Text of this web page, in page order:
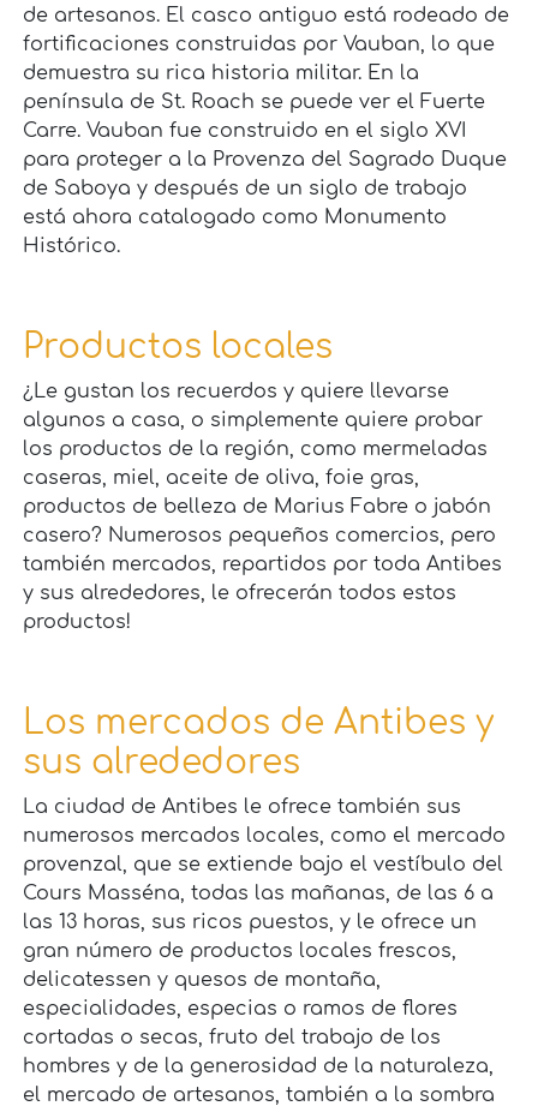
de artesanos. El casco antiguo está rodeado de
fortificaciones construidas por Vauban, lo que
demuestra su rica historia militar. En la
península de St. Roach se puede ver el Fuerte
Carre. Vauban fue construido en el siglo XVI
para proteger a la Provenza del Sagrado Duque
de Saboya y después de un siglo de trabajo
está ahora catalogado como Monumento
Histórico.
Productos locales
¿Le gustan los recuerdos y quiere llevarse
algunos a casa, o simplemente quiere probar
los productos de la región, como mermeladas
caseras, miel, aceite de oliva, foie gras,
productos de belleza de Marius Fabre o jabón
casero? Numerosos pequeños comercios, pero
también mercados, repartidos por toda Antibes
y sus alrededores, le ofrecerán todos estos
productos!
Los mercados de Antibes y
sus alrededores
La ciudad de Antibes le ofrece también sus
numerosos mercados locales, como el mercado
provenzal, que se extiende bajo el vestíbulo del
Cours Masséna, todas las mañanas, de las 6 a
las 13 horas, sus ricos puestos, y le ofrece un
gran número de productos locales frescos,
delicatessen y quesos de montaña,
especialidades, especias o ramos de flores
cortadas o secas, fruto del trabajo de los
hombres y de la generosidad de la naturaleza,
el mercado de artesanos, también a la sombra